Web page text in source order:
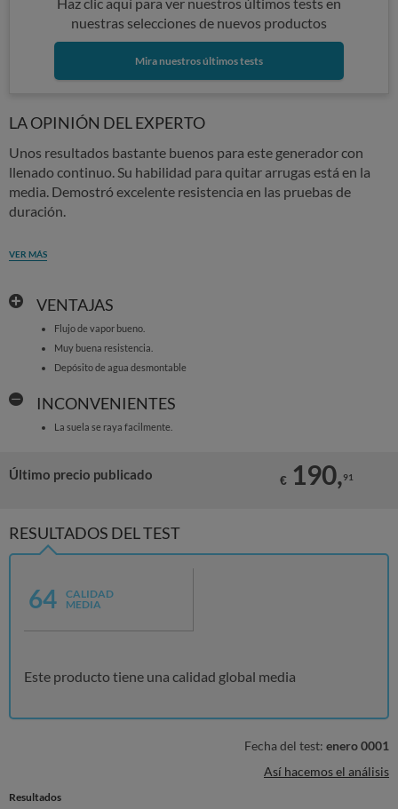
nuestras selecciones de nuevos productos
Mira nuestros últimos tests
LA OPINIÓN DEL EXPERTO
Unos resultados bastante buenos para este generador con
llenado continuo. Su habilidad para quitar arrugas está en la
media. Demostró excelente resistencia en las pruebas de
duración.
VER MÁS
VENTAJAS
Flujo de vapor bueno.
Muy buena resistencia.
Depósito de agua desmontable
INCONVENIENTES
La suela se raya facilmente.
Último precio publicado € 190,91
RESULTADOS DEL TEST
64
CALIDAD
MEDIA
Este producto tiene una calidad global media
Fecha del test: enero 0001
Así hacemos el análisis
Resultados